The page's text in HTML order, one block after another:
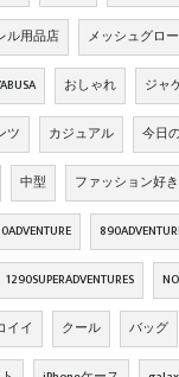
ル用品店 メッシュグロ
おしゃれ ジャ
ツ カジュアル 今日
中型 ファッション好
1290SUPERADVENTURES
イイ クール バッグ